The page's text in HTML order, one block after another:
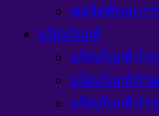
คอร์สศัลยกร
ผลิตภัณฑ์
ผลิตภัณฑ์บำรุ
ผลิตภัณฑ์ทำค
ผลิตภัณฑ์บำ